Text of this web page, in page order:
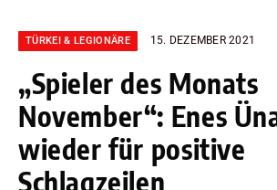
TÜRKEI & LEGIONÄRE 15. DEZEMBER 2021
„Spieler des Monats
November“: Enes
wieder für positive
Schlagzeilen